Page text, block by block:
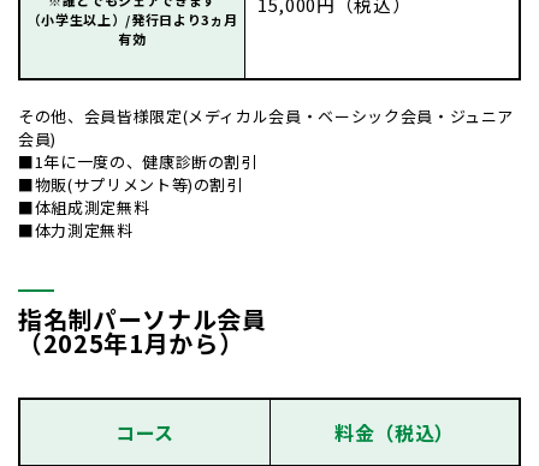
（小学生以上）/発行日より3ヵ月
有効
その他、会員皆様限定(メディカル会員・ベーシック会員・ジュニア
会員)
■1年に一度の、健康診断の割引
■物販(サプリメント等)の割引
■体組成測定無料
■体力測定無料
指名制パーソナル会員
（2025年1月から）
コース 料金 （税込）